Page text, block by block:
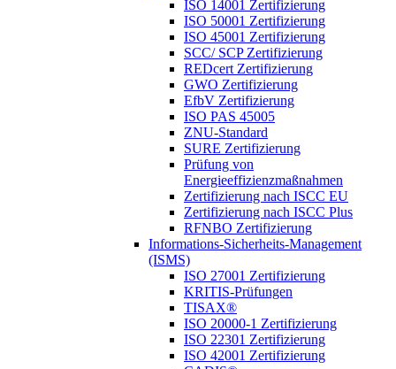
ISO 14001 Zertifizierung
ISO 50001 Zertifizierung
ISO 45001 Zertifizierung
SCC/ SCP Zertifizierung
REDcert Zertifizierung
GWO Zertifizierung
EfbV Zertifizierung
ISO PAS 45005
ZNU-Standard
SURE Zertifizierung
Prüfung von
Energieeffizienzmaßnahmen
Zertifizierung nach ISCC EU
Zertifizierung nach ISCC Plus
RFNBO Zertifizierung
Informations-Sicherheits-Management
(ISMS)
ISO 27001 Zertifizierung
KRITIS-Prüfungen
TISAX®
ISO 20000-1 Zertifizierung
ISO 22301 Zertifizierung
ISO 42001 Zertifizierung